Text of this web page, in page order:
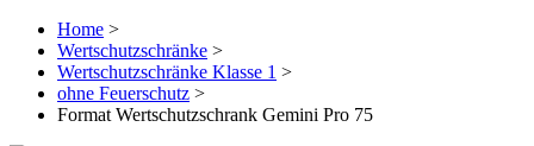
Home >
Wertschutzschränke >
Wertschutzschränke Klasse 1 >
ohne Feuerschutz >
Format Wertschutzschrank Gemini Pro 75